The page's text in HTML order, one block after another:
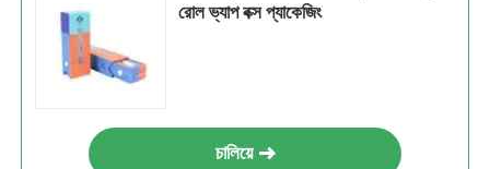
রোল ভ্যাপ বক্স প্যাকেজিং
চালিয়ে